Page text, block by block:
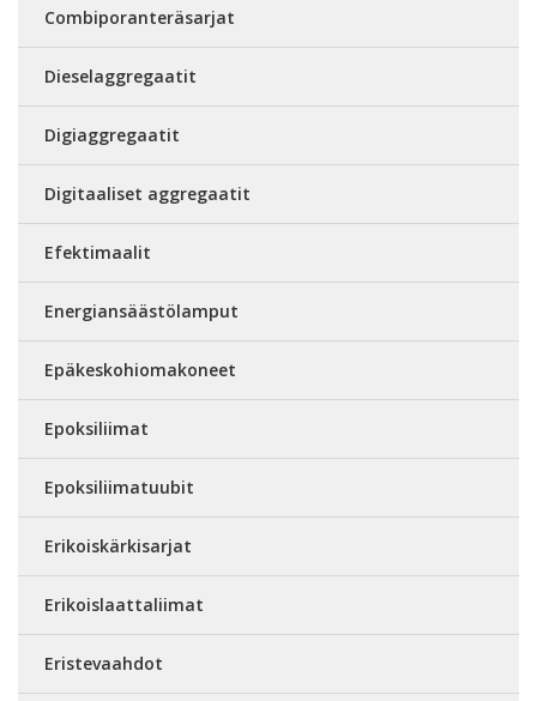
Combiporanteräsarjat
Dieselaggregaatit
Digiaggregaatit
Digitaaliset aggregaatit
Efektimaalit
Energiansäästölamput
Epäkeskohiomakoneet
Epoksiliimat
Epoksiliimatuubit
Erikoiskärkisarjat
Erikoislaattaliimat
Eristevaahdot